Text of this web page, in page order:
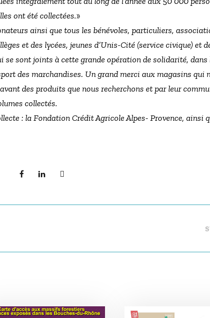
ont été collectées.»
ainsi que tous les bénévoles, particuliers,
et des lycées, jeunes d’Unis-Cité (service civique) et
se sont joints à cette grande opération de solidarité, dans
des marchandises. Un grand merci aux magasins qui
des produits que nous recherchons et par leur
collectés.
: la Fondation Crédit Agricole Alpes- Provence, ainsi